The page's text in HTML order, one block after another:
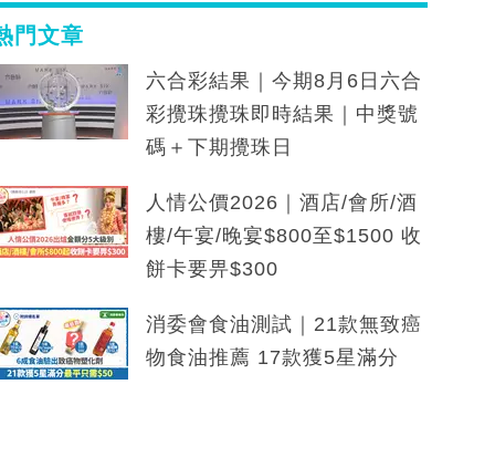
門文章
六合彩結果｜今期8月6日六合
彩攪珠攪珠即時結果｜中獎號
碼＋下期攪珠日
人情公價2026｜酒店/會所/酒
樓/午宴/晚宴$800至$1500 收
餅卡要畀$300
消委會食油測試｜21款無致癌
物食油推薦 17款獲5星滿分